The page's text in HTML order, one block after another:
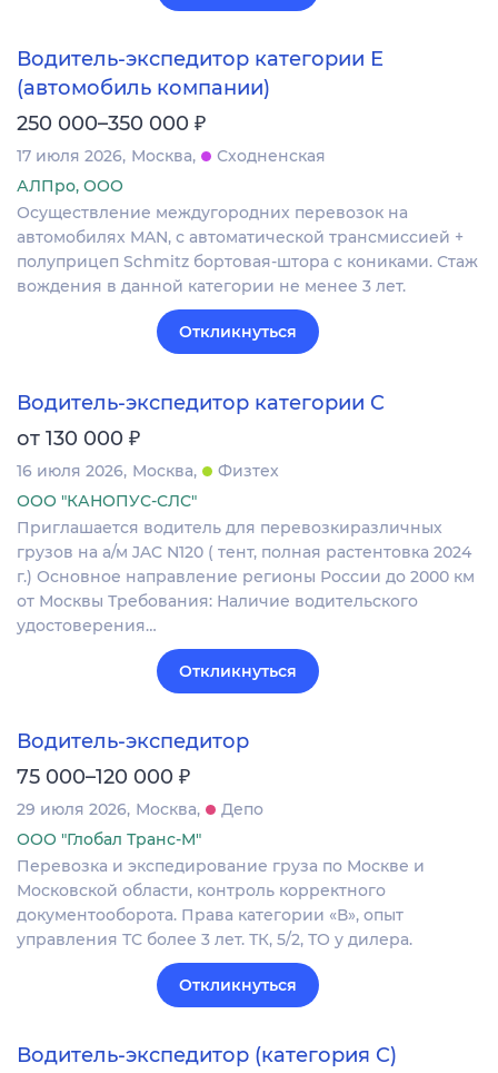
Водитель-экспедитор категории Е
(автомобиль компании)
250 000–350 000 ₽
17 июля 2026 Москва
Сходненская
АЛПро, ООО
Осуществление междугородних перевозок на
автомобилях MAN, с автоматической трансмиссией +
полуприцеп Schmitz бортовая-штора с кониками. Стаж
вождения в данной категории не менее 3 лет.
Откликнуться
Водитель-экспедитор категории C
от 130 000 ₽
16 июля 2026 Москва
Физтех
ООО "КАНОПУС-СЛС"
Приглашается водитель для перевозкиразличных
грузов на а/м JAC N120 ( тент, полная растентовка 2024
г.) Основное направление регионы России до 2000 км
от Москвы Требования: Наличие водительского
удостоверения…
Откликнуться
Водитель-экспедитор
75 000–120 000 ₽
29 июля 2026 Москва
Депо
ООО "Глобал Транс-М"
Перевозка и экспедирование груза по Москве и
Московской области, контроль корректного
документооборота. Права категории «В», опыт
управления ТС более 3 лет. ТК, 5/2, ТО у дилера.
Откликнуться
Водитель-экспедитор (категория C)